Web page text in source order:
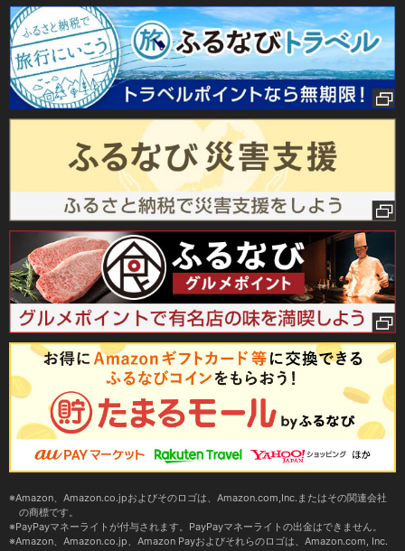
Amazon、Amazon.co.jpおよびそのロゴは、Amazon.com,Inc.またはその関連会社
の商標です。
PayPayマネーライトが付与されます。PayPayマネーライトの出金はできません。
Amazon、Amazon.co.jp、Amazon Payおよびそれらのロゴは、Amazon.com, Inc.